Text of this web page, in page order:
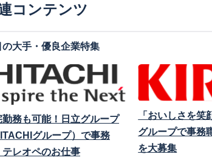
コンテンツ
の大手・優良企業特集
勤務も可能！日立グループ
グループ）で事務
テレオペのお仕事
「おいしさを笑
グループで事務
を大募集